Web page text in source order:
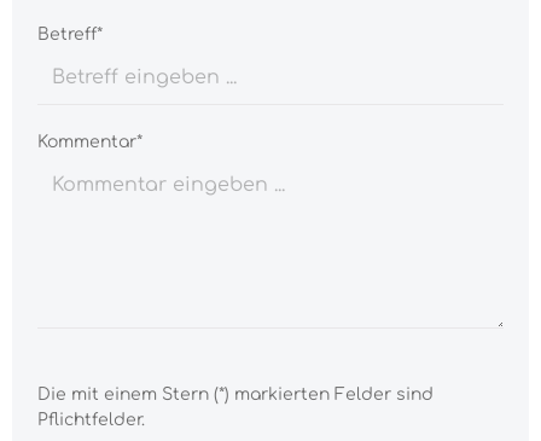
Betreff*
Kommentar*
Die mit einem Stern (*) markierten Felder sind
Pflichtfelder.